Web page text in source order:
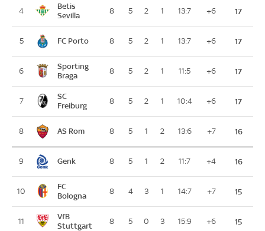
4
Betis
Sevilla
8 5 2 1 13:7 +6 17
5 FC Porto 8 5 2 1 13:7 +6 17
6
Sporting
Braga
8 5 2 1 11:5 +6 17
7
SC
Freiburg
8 5 2 1 10:4 +6 17
8 AS Rom 8 5 1 2 13:6 +7 16
9 Genk 8 5 1 2 11:7 +4 16
10
FC
Bologna
8 4 3 1 14:7 +7 15
11
VfB
Stuttgart
8 5 0 3 15:9 +6 15